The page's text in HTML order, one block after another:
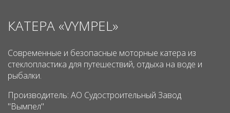
КАТЕРА «VYMPEL»
Современные и безопасные моторные катера из
стеклопластика для путешествий, отдыха на воде и
рыбалки.
Производитель: АО Судостроительный Завод
"Вымпел"